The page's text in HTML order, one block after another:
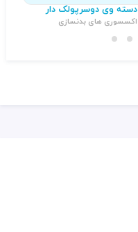
دسته وی دوسرپولک دار
اکسسوری های بدنسازی